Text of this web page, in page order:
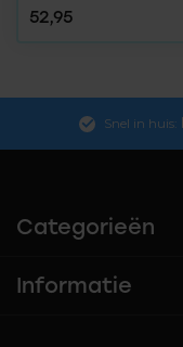
52,95
Snel in huis:
Categorieën
Informatie